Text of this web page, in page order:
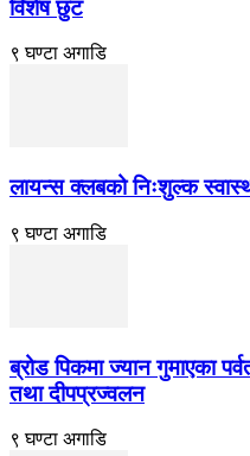
विशेष छुट
९ घण्टा अगाडि
लायन्स क्लबको निःशुल्क
९ घण्टा अगाडि
ब्रोड पिकमा ज्यान गुमाएका
तथा दीपप्रज्वलन
९ घण्टा अगाडि